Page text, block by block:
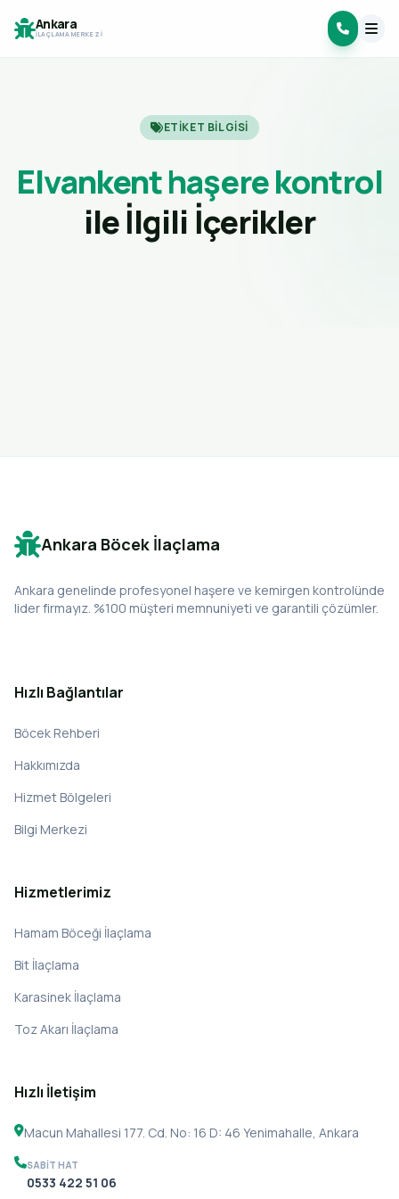
Ankara
İLAÇLAMA MERKEZI
ETIKET BILGISI
Elvankent haşere kontrol
ile İlgili İçerikler
Ankara Böcek İlaçlama
Ankara genelinde profesyonel haşere ve kemirgen kontrolünde
lider firmayız. %100 müşteri memnuniyeti ve garantili çözümler.
Hızlı Bağlantılar
Böcek Rehberi
Hakkımızda
Hizmet Bölgeleri
Bilgi Merkezi
Hizmetlerimiz
Hamam Böceği İlaçlama
Bit İlaçlama
Karasinek İlaçlama
Toz Akarı İlaçlama
Hızlı İletişim
Macun Mahallesi 177. Cd. No: 16 D: 46 Yenimahalle, Ankara
SABIT HAT
0533 422 51 06